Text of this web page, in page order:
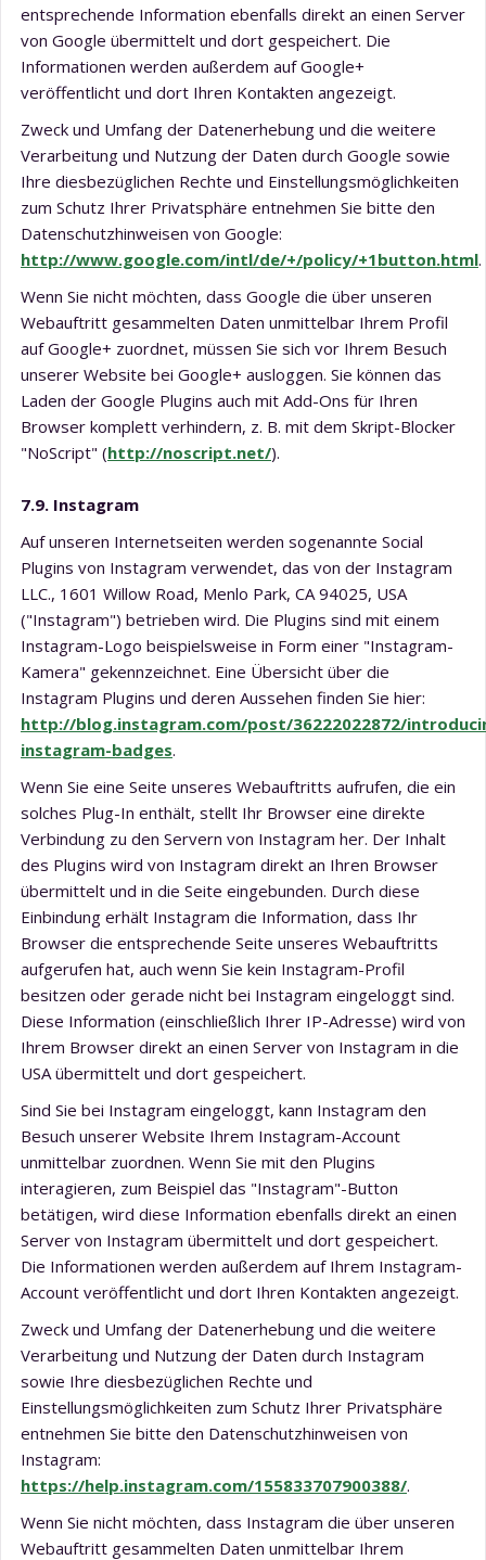
entsprechende Information ebenfalls direkt an einen Server
von Google übermittelt und dort gespeichert. Die
Informationen werden außerdem auf Google+
veröffentlicht und dort Ihren Kontakten angezeigt.
Zweck und Umfang der Datenerhebung und die weitere
Verarbeitung und Nutzung der Daten durch Google sowie
Ihre diesbezüglichen Rechte und Einstellungsmöglichkeiten
zum Schutz Ihrer Privatsphäre entnehmen Sie bitte den
Datenschutzhinweisen von Google:
http://www.google.com/intl/de/+/policy/+1button.html.
Wenn Sie nicht möchten, dass Google die über unseren
Webauftritt gesammelten Daten unmittelbar Ihrem Profil
auf Google+ zuordnet, müssen Sie sich vor Ihrem Besuch
unserer Website bei Google+ ausloggen. Sie können das
Laden der Google Plugins auch mit Add-Ons für Ihren
Browser komplett verhindern, z. B. mit dem Skript-Blocker
"NoScript" (http://noscript.net/).
7.9. Instagram
Auf unseren Internetseiten werden sogenannte Social
Plugins von Instagram verwendet, das von der Instagram
LLC., 1601 Willow Road, Menlo Park, CA 94025, USA
("Instagram") betrieben wird. Die Plugins sind mit einem
Instagram-Logo beispielsweise in Form einer "Instagram-
Kamera" gekennzeichnet. Eine Übersicht über die
Instagram Plugins und deren Aussehen finden Sie hier:
http://blog.instagram.com/post/36222022872/
instagram-badges.
Wenn Sie eine Seite unseres Webauftritts aufrufen, die ein
solches Plug-In enthält, stellt Ihr Browser eine direkte
Verbindung zu den Servern von Instagram her. Der Inhalt
des Plugins wird von Instagram direkt an Ihren Browser
übermittelt und in die Seite eingebunden. Durch diese
Einbindung erhält Instagram die Information, dass Ihr
Browser die entsprechende Seite unseres Webauftritts
aufgerufen hat, auch wenn Sie kein Instagram-Profil
besitzen oder gerade nicht bei Instagram eingeloggt sind.
Diese Information (einschließlich Ihrer IP-Adresse) wird von
Ihrem Browser direkt an einen Server von Instagram in die
USA übermittelt und dort gespeichert.
Sind Sie bei Instagram eingeloggt, kann Instagram den
Besuch unserer Website Ihrem Instagram-Account
unmittelbar zuordnen. Wenn Sie mit den Plugins
interagieren, zum Beispiel das "Instagram"-Button
betätigen, wird diese Information ebenfalls direkt an einen
Server von Instagram übermittelt und dort gespeichert.
Die Informationen werden außerdem auf Ihrem Instagram-
Account veröffentlicht und dort Ihren Kontakten angezeigt.
Zweck und Umfang der Datenerhebung und die weitere
Verarbeitung und Nutzung der Daten durch Instagram
sowie Ihre diesbezüglichen Rechte und
Einstellungsmöglichkeiten zum Schutz Ihrer Privatsphäre
entnehmen Sie bitte den Datenschutzhinweisen von
Instagram:
https://help.instagram.com/155833707900388/.
Wenn Sie nicht möchten, dass Instagram die über unseren
Webauftritt gesammelten Daten unmittelbar Ihrem